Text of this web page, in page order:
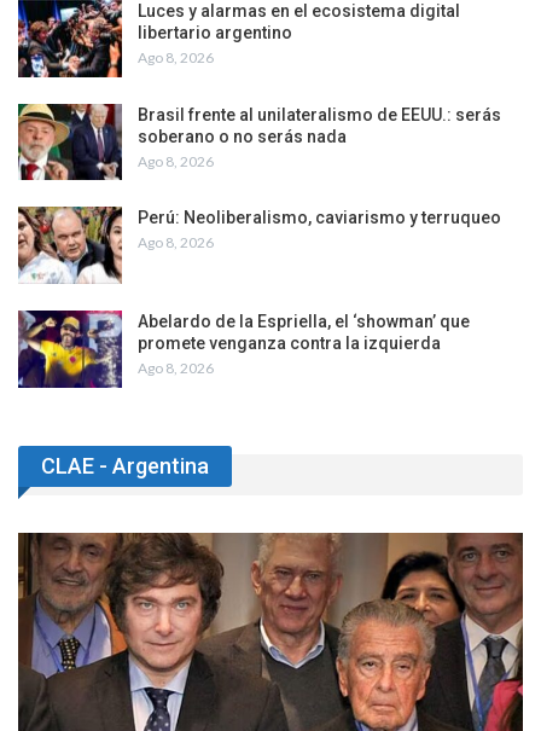
Luces y alarmas en el ecosistema digital
libertario argentino
Ago 8, 2026
Brasil frente al unilateralismo de EEUU.: serás
soberano o no serás nada
Ago 8, 2026
Perú: Neoliberalismo, caviarismo y terruqueo
Ago 8, 2026
Abelardo de la Espriella, el ‘showman’ que
promete venganza contra la izquierda
Ago 8, 2026
CLAE - Argentina